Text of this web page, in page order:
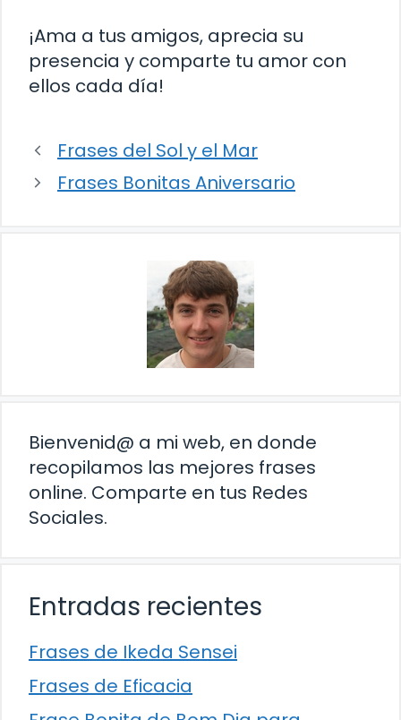
¡Ama a tus amigos, aprecia su
presencia y comparte tu amor con
ellos cada día!
Frases del Sol y el Mar
Frases Bonitas Aniversario
Bienvenid@ a mi web, en donde
recopilamos las mejores frases
online. Comparte en tus Redes
Sociales.
Entradas recientes
Frases de Ikeda Sensei
Frases de Eficacia